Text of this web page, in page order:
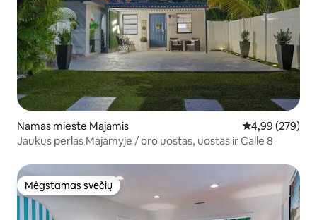
Namas mieste Majamis Vidutinis
4,99 (279)
Jaukus perlas Majamyje / oro uostas, uostas ir Calle 8
Mėgstamas svečių
Mėgstamas svečių